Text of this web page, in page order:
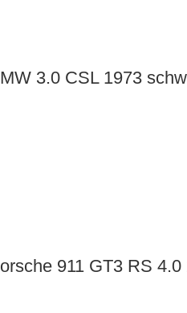
3.0 CSL 1973
911 GT3 RS